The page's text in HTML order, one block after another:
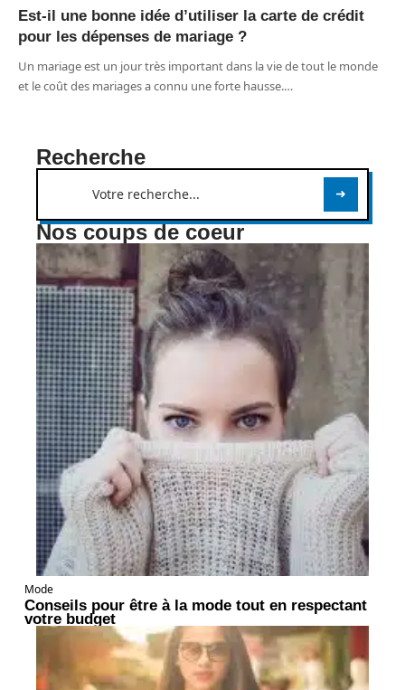
Est-il une bonne idée d’utiliser la carte de crédit
pour les dépenses de mariage ?
Un mariage est un jour très important dans la vie de tout le monde
et le coût des mariages a connu une forte hausse.…
Recherche
Nos coups de coeur
Mode
Conseils pour être à la mode tout en respectant
votre budget